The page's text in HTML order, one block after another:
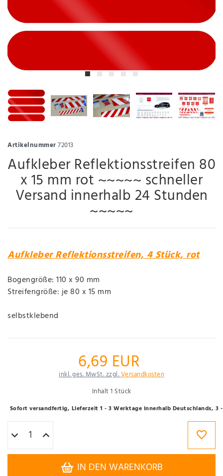
Artikelnummer72013
Aufkleber Reflektionsstreifen 80
x 15 mm rot ~~~~~ schneller
Versand innerhalb 24 Stunden
~~~~~
Aufkleber Reflektionsstreifen, 4 Stück, rot
Bogengröße: 110 x 90 mm
Streifengröße: je 80 x 15 mm
selbstklebend
6,69 EUR
inkl. ges. MwSt. zzgl.Versandkosten
Inhalt1 Stück
Sofort versandfertig, Lieferzeit 1 - 3 Werktage innerhalb Deutschlands, 3
IN DEN WARENKORB